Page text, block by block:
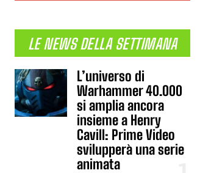
LE NEWS DELLA SETTIMANA
L’universo di
Warhammer 40.000
si amplia ancora
insieme a Henry
Cavill: Prime Video
svilupperà una serie
animata